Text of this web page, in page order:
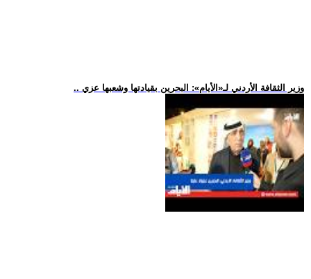
.. وزير الثقافة الأردني لـ«الأيام»: البحرين بقيادتها وشعبها عزي